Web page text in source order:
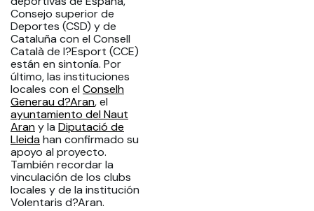
Consejo superior de
Deportes (CSD) y de
Cataluña con el Consell
Català de l?Esport (CCE)
están en sintonía. Por
último, las instituciones
locales con el Conselh
Generau d?Aran, el
ayuntamiento del Naut
Arany la Diputació de
Lleidahan confirmado su
apoyo al proyecto.
También recordar la
vinculación de los clubs
locales y de la institución
Volentaris d?Aran.